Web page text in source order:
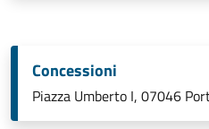
Concessioni
Piazza Umberto I, 07046